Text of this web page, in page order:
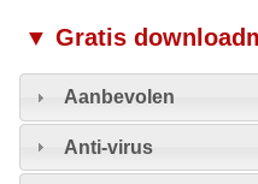
▼ Gratis
Aanbevolen
Anti-virus